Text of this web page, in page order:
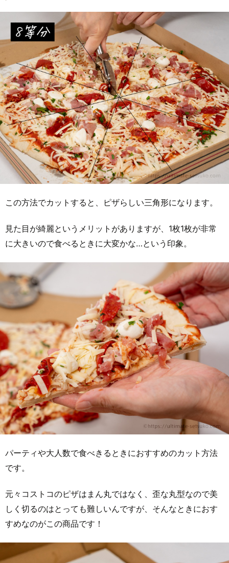
この方法でカットすると、ピザらしい三角形になります。
見た目が綺麗というメリットがありますが、1枚1枚が非常
に大きいので食べるときに大変かな…という印象。
パーティや大人数で食べきるときにおすすめのカット方法
です。
元々コストコのピザはまん丸ではなく、歪な丸型なので美
しく切るのはとっても難しいんですが、そんなときにおす
すめなのがこの商品です！